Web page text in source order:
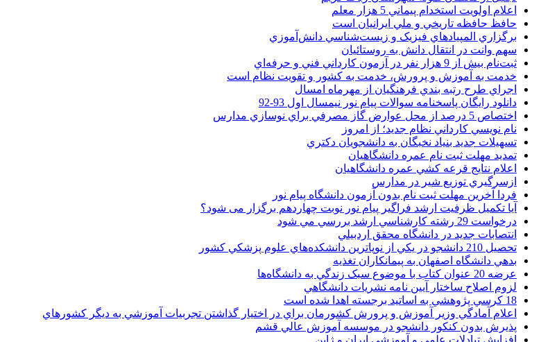
اعلام اولويت استخدام پيماني 5 هزار معلم
حافظ حافظه تاريخي و ملي ايرانيان است
برگزاري المپيادهاي فيزيک و زيست‌شناسي دانش‌آموزي
سهم وانت در انتقال دانش به روستائيان
ثبت‌نام بيش از 9 هزار نفر در آزمون کارداني فني و حرفه‌اي
خدمت به آموزش و پرورش، خدمت به کشور و تقويت نظام است
اجراي طرح رتبه بندي فرهنگيان از مهرماه امسال
دانلود رایگان پاسخنامه سوالات پیام نور نیمسال اول 93-92
اختصاص 5 درصد از محل عوارض گاز مصرفي براي نوسازي مدارس
نام نويسي کارداني نظام جديد؛ از امروز
تسهيلات جديد بنياد نخبگان به دانشجويان دکتري
تمديد مهلت ثبت نام عمره دانشگاهيان
اعلام نتايج قرعه کشي عمره دانشگاهيان
ازسرگيري توزيع شير در مدارس
فردا آخرین مهلت ثبت نام بدون آزمون دانشگاه پیام نور
آیا تکمیل ظرفیت ارشد فراگیر پیام نور نوبت چهاردهم برگزار می شود؟
درخواست 29 رشته کارشناسي ارشد بررسي مي شود
انتصابات جديد در دانشگاه محقق اردبيلي
تحصيل 210 دانشجو در يکي از نوپاترين دانشکده‌هاي علوم پزشکي کشور
بدهي دانشگاه اصفهان به پيمانکاران تغذيه
عرضه 20 عنوان کتاب با موضوع سبک زندگي به دانشگاه‌ها
لزوم اصلاح ساختار آيين نامه نشريات دانشگاهي
18 کرسي پژوهشي به اساتيد برجسته اهدا شده است
اعلام آمادگي وزير آموزش و پرورش کشورمان براي در اختيار گذاشتن تجربيات آموزشي به ديگر کشورهاي
پذيرش بدون کنکور دانشجو در موسسه آموزش عالي قشم
افزايش تبادلات علمي و آموزشي ايران و ژاپن